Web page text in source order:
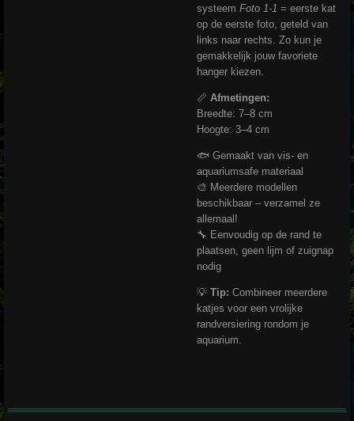
systeem Foto 1-1 = eerste kat
op de eerste foto, geteld van
links naar rechts. Zo kun je
gemakkelijk jouw favoriete
hanger kiezen.
📏 Afmetingen:
Breedte: 7–8 cm
Hoogte: 3–4 cm
🐟 Gemaakt van vis- en
aquariumsafe materiaal
🎨 Meerdere modellen
beschikbaar – verzamel ze
allemaal!
🔧 Eenvoudig op de rand te
plaatsen, geen lijm of zuignap
nodig
💡 Tip: Combineer meerdere
katjes voor een vrolijke
randversiering rondom je
aquarium.